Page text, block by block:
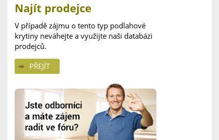
Najít prodejce
V případě zájmu o tento typ podlahové
krytiny neváhejte a využijte naši databázi
prodejců.
PŘEJÍT